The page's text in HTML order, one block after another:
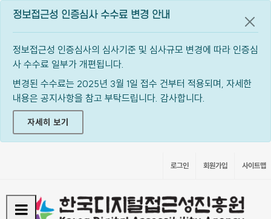
정보접근성 인증심사 수수료 변경 안내
정보접근성 인증심사의 심사기준 및 심사규모 변경에 따라 인증심
사 수수료 일부가 개편됩니다.
변경된 수수료는 2025년 3월 1일 접수 건부터 적용되며, 자세한
내용은 공지사항을 참고 부탁드립니다. 감사합니다.
자세히 보기
공지
로그인 회원가입 사이트맵